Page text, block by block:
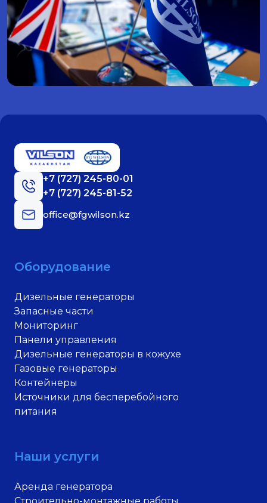
+7 (727) 245-80-01
+7 (727) 245-81-52
office@fgwilson.kz
Оборудование
Дизельные генераторы
Запасные части
Мониторинг
Панели управления
Дизельные генераторы в кожухе
Газовые генераторы
Контейнеры
Источники для бесперебойного
питания
Наши услуги
Аренда генератора